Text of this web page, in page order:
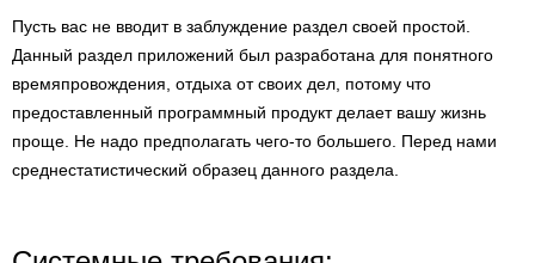
Пусть вас не вводит в заблуждение раздел своей простой.
Данный раздел приложений был разработана для понятного
времяпровождения, отдыха от своих дел, потому что
предоставленный программный продукт делает вашу жизнь
проще. Не надо предполагать чего-то большего. Перед нами
среднестатистический образец данного раздела.